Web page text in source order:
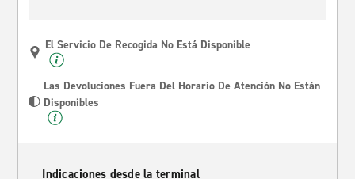
El Servicio De Recogida No Está Disponible
Las Devoluciones Fuera Del Horario De Atención No Están
Disponibles
Indicaciones desde la terminal